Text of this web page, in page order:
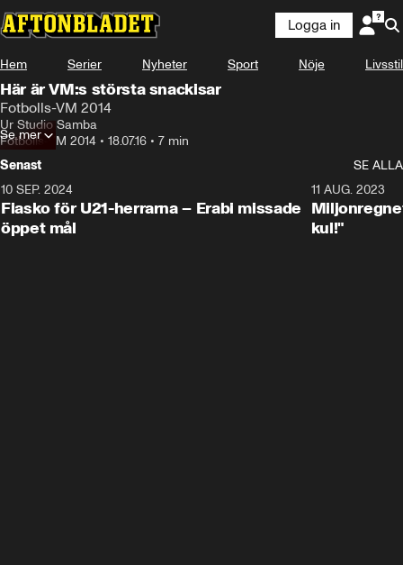
Logga in
Hem Serier Nyheter Sport Nöje Livsstil
Här är VM:s största snackisar
Fotbolls-VM 2014
Ur Studio Samba
Fotbolls-VM 2014 • 18.07.16 • 7 min
Se mer
Senast
SE ALLA
10 SEP. 2024
Fiasko för U21-herrarna – Erabi missade
öppet mål
11 AUG. 2023
kul!"